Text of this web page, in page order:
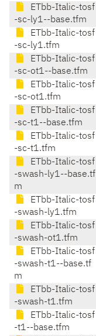
ETbb-Italic-tosf
-sc-ly1--base.tfm
ETbb-Italic-tosf
-sc-ly1.tfm
ETbb-Italic-tosf
-sc-ot1--base.tfm
ETbb-Italic-tosf
-sc-ot1.tfm
ETbb-Italic-tosf
-sc-t1--base.tfm
ETbb-Italic-tosf
-sc-t1.tfm
ETbb-Italic-tosf
-swash-ly1--base.tf
m
ETbb-Italic-tosf
-swash-ly1.tfm
ETbb-Italic-tosf
-swash-ot1.tfm
ETbb-Italic-tosf
-swash-t1--base.tf
m
ETbb-Italic-tosf
-swash-t1.tfm
ETbb-Italic-tosf
-t1--base.tfm